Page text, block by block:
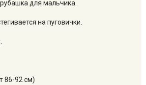
для мальчика.
на пуговички.
86-92 см)